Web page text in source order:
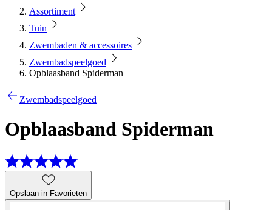
Assortiment
Tuin
Zwembaden & accessoires
Zwembadspeelgoed
Opblaasband Spiderman
Zwembadspeelgoed
Opblaasband Spiderman
Opslaan in Favorieten